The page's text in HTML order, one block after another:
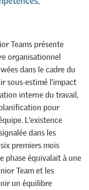
Teams présente
organisationnel
dans le cadre du
sous-estimé l’impact
interne du travail,
pour
L’existence
dans les
premiers mois
phase équivalait à une
Team et les
un équilibre